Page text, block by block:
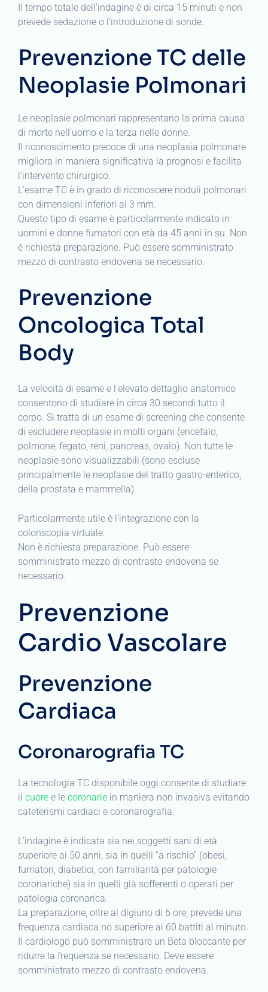
Il tempo totale dell’indagine è di circa 15 minuti e non
prevede sedazione o l’introduzione di sonde.
Prevenzione TC delle
Neoplasie Polmonari
Le neoplasie polmonari rappresentano la prima causa
di morte nell’uomo e la terza nelle donne.
Il riconoscimento precoce di una neoplasia polmonare
migliora in maniera significativa la prognosi e facilita
l’intervento chirurgico.
L’esame TC è in grado di riconoscere noduli polmonari
con dimensioni inferiori ai 3 mm.
Questo tipo di esame è particolarmente indicato in
uomini e donne fumatori con età da 45 anni in su. Non
è richiesta preparazione. Può essere somministrato
mezzo di contrasto endovena se necessario.
Prevenzione
Oncologica Total
Body
La velocità di esame e l’elevato dettaglio anatomico
consentono di studiare in circa 30 secondi tutto il
corpo. Si tratta di un esame di screening che consente
di escludere neoplasie in molti organi (encefalo,
polmone, fegato, reni, pancreas, ovaio). Non tutte le
neoplasie sono visualizzabili (sono escluse
principalmente le neoplasie del tratto gastro-enterico,
della prostata e mammella).
Particolarmente utile è l’integrazione con la
colonscopia virtuale.
Non è richiesta preparazione. Può essere
somministrato mezzo di contrasto endovena se
necessario.
Prevenzione
Cardio Vascolare
Prevenzione
Cardiaca
Coronarografia TC
La tecnologia TC disponibile oggi consente di studiare
il cuore e le coronarie in maniera non invasiva evitando
cateterismi cardiaci e coronarografia.
L’indagine è indicata sia nei soggetti sani di età
superiore ai 50 anni, sia in quelli “a rischio” (obesi,
fumatori, diabetici, con familiarità per patologie
coronariche) sia in quelli già sofferenti o operati per
patologia coronarica.
La preparazione, oltre al digiuno di 6 ore, prevede una
frequenza cardiaca no superiore ai 60 battiti al minuto.
Il cardiologo può somministrare un Beta bloccante per
ridurre la frequenza se necessario. Deve essere
somministrato mezzo di contrasto endovena.